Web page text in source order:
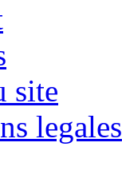
site
legales